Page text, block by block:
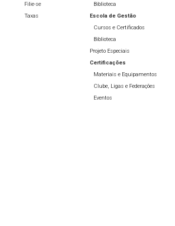
Filie-se
Taxas
Biblioteca
Escola de Gestão
Cursos e Certificados
Biblioteca
Projeto Especiais
Certificações
Materiais e Equipamentos
Clube, Ligas e Federações
Eventos